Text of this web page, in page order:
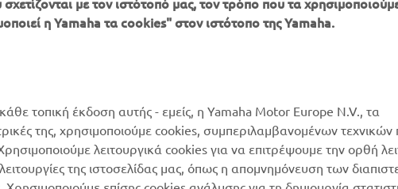
ΠΕΡΙΣΣΌΤΕΡΑ
YAMAHA
Yamaha Racing
Yamaha Motor Global
Mobile Apps
SUPPORT
διαχείριση των
χρησιμοποιημένων
μπαταριών
η Yamaha τα cookies" στον ιστότοπο της Yamaha.
τοπική έκδοση αυτής - εμείς, η Yamaha Motor Europe N.V., τα
της, χρησιμοποιούμε cookies, συμπεριλαμβανομένων
λειτουργικά cookies για να επιτρέψουμε την ορθή
της ιστοσελίδας μας, όπως η απομνημόνευση των